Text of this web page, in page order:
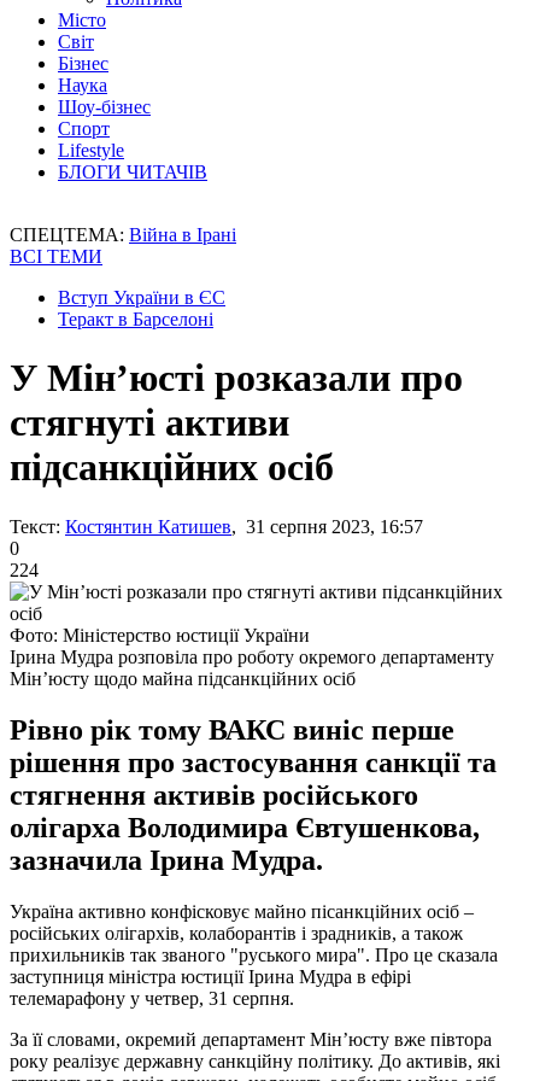
Місто
Світ
Бізнес
Наука
Шоу-бізнес
Спорт
Lifestyle
БЛОГИ ЧИТАЧІВ
СПЕЦТЕМА: Війна в Ірані
ВСІ ТЕМИ
Вступ України в ЄС
Теракт в Барселоні
У Мін’юсті розказали про
стягнуті активи
підсанкційних осіб
Текст: Костянтин Катишев, 31 серпня 2023, 16:57
0
224
Фото: Міністерство юстиції України
Ірина Мудра розповіла про роботу окремого департаменту
Мін’юсту щодо майна підсанкційних осіб
Рівно рік тому ВАКС виніс перше
рішення про застосування санкції та
стягнення активів російського
олігарха Володимира Євтушенкова,
зазначила Ірина Мудра.
Україна активно конфісковує майно пісанкційних осіб –
російських олігархів, колаборантів і зрадників, а також
прихильників так званого "руського мира". Про це сказала
заступниця міністра юстиції Ірина Мудра в ефірі
телемарафону у четвер, 31 серпня.
За її словами, окремий департамент Мін’юсту вже півтора
року реалізує державну санкційну політику. До активів, які